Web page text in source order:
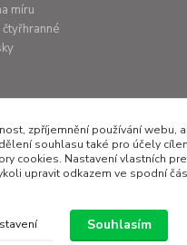
míru
zpříjemnění používání webu,
souhlasu také pro účely
cookies. Nastavení vlastních
upravit odkazem ve spodní
Souhlasím